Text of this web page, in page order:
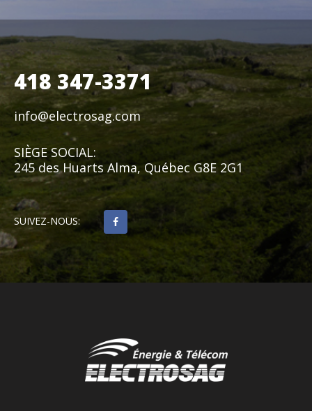
418 347-3371
info@electrosag.com
SIÈGE SOCIAL:
245 des Huarts Alma, Québec G8E 2G1
SUIVEZ-NOUS: